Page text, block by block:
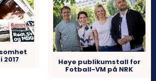
Høye publikumstall for
Fotball-VM på NRK